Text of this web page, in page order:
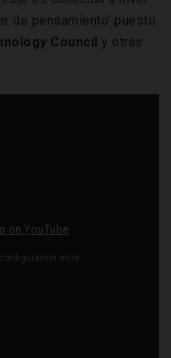
de pensamiento’ puesto
Council y otras